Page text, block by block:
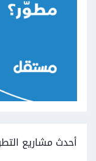
أحدث مشاريع